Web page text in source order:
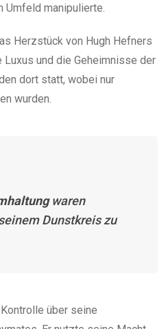
Umfeld manipulierte.
Herzstück von Hugh Hefners
Luxus und die Geheimnisse der
dort statt, wobei nur
wurden.
waren
Dunstkreis zu
über seine